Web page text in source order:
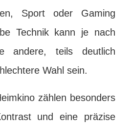
Sport oder Gaming
Technik kann je nach
andere, teils deutlich
Wahl sein.
zählen besonders
und eine präzise